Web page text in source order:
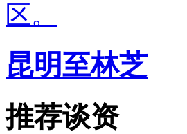
区。
昆明至林芝
推荐谈资